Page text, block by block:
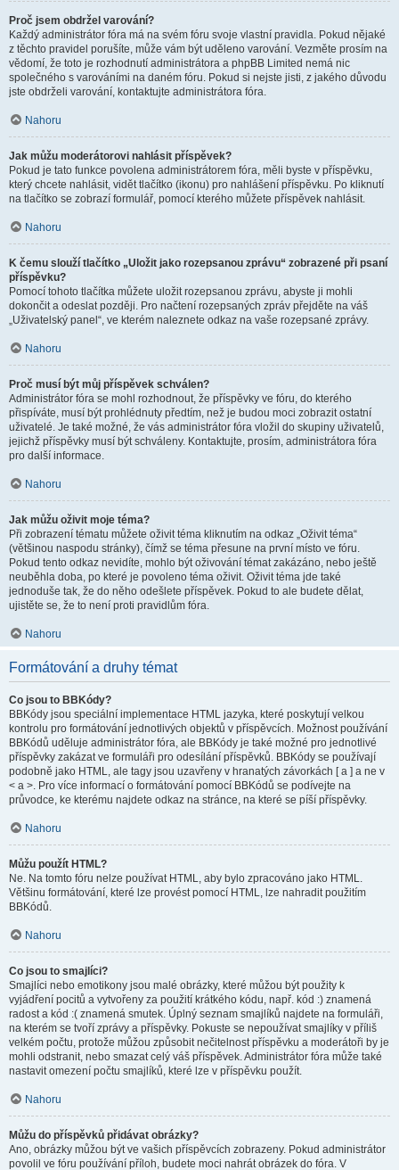
Proč jsem obdržel varování?
Každý administrátor fóra má na svém fóru svoje vlastní pravidla. Pokud nějaké
z těchto pravidel porušíte, může vám být uděleno varování. Vezměte prosím na
vědomí, že toto je rozhodnutí administrátora a phpBB Limited nemá nic
společného s varováními na daném fóru. Pokud si nejste jisti, z jakého důvodu
jste obdrželi varování, kontaktujte administrátora fóra.
Nahoru
Jak můžu moderátorovi nahlásit příspěvek?
Pokud je tato funkce povolena administrátorem fóra, měli byste v příspěvku,
který chcete nahlásit, vidět tlačítko (ikonu) pro nahlášení příspěvku. Po kliknutí
na tlačítko se zobrazí formulář, pomocí kterého můžete příspěvek nahlásit.
Nahoru
K čemu slouží tlačítko „Uložit jako rozepsanou zprávu“ zobrazené při psaní
příspěvku?
Pomocí tohoto tlačítka můžete uložit rozepsanou zprávu, abyste ji mohli
dokončit a odeslat později. Pro načtení rozepsaných zpráv přejděte na váš
„Uživatelský panel“, ve kterém naleznete odkaz na vaše rozepsané zprávy.
Nahoru
Proč musí být můj příspěvek schválen?
Administrátor fóra se mohl rozhodnout, že příspěvky ve fóru, do kterého
přispíváte, musí být prohlédnuty předtím, než je budou moci zobrazit ostatní
uživatelé. Je také možné, že vás administrátor fóra vložil do skupiny uživatelů,
jejichž příspěvky musí být schváleny. Kontaktujte, prosím, administrátora fóra
pro další informace.
Nahoru
Jak můžu oživit moje téma?
Při zobrazení tématu můžete oživit téma kliknutím na odkaz „Oživit téma“
(většinou naspodu stránky), čímž se téma přesune na první místo ve fóru.
Pokud tento odkaz nevidíte, mohlo být oživování témat zakázáno, nebo ještě
neuběhla doba, po které je povoleno téma oživit. Oživit téma jde také
jednoduše tak, že do něho odešlete příspěvek. Pokud to ale budete dělat,
ujistěte se, že to není proti pravidlům fóra.
Nahoru
Formátování a druhy témat
Co jsou to BBKódy?
BBKódy jsou speciální implementace HTML jazyka, které poskytují velkou
kontrolu pro formátování jednotlivých objektů v příspěvcích. Možnost používání
BBKódů uděluje administrátor fóra, ale BBKódy je také možné pro jednotlivé
příspěvky zakázat ve formuláři pro odesílání příspěvků. BBKódy se používají
podobně jako HTML, ale tagy jsou uzavřeny v hranatých závorkách [ a ] a ne v
< a >. Pro více informací o formátování pomocí BBKódů se podívejte na
průvodce, ke kterému najdete odkaz na stránce, na které se píší příspěvky.
Nahoru
Můžu použít HTML?
Ne. Na tomto fóru nelze používat HTML, aby bylo zpracováno jako HTML.
Většinu formátování, které lze provést pomocí HTML, lze nahradit použitím
BBKódů.
Nahoru
Co jsou to smajlíci?
Smajlíci nebo emotikony jsou malé obrázky, které můžou být použity k
vyjádření pocitů a vytvořeny za použití krátkého kódu, např. kód :) znamená
radost a kód :( znamená smutek. Úplný seznam smajlíků najdete na formuláři,
na kterém se tvoří zprávy a příspěvky. Pokuste se nepoužívat smajlíky v příliš
velkém počtu, protože můžou způsobit nečitelnost příspěvku a moderátoři by je
mohli odstranit, nebo smazat celý váš příspěvek. Administrátor fóra může také
nastavit omezení počtu smajlíků, které lze v příspěvku použít.
Nahoru
Můžu do příspěvků přidávat obrázky?
Ano, obrázky můžou být ve vašich příspěvcích zobrazeny. Pokud administrátor
povolil ve fóru používání příloh, budete moci nahrát obrázek do fóra. V